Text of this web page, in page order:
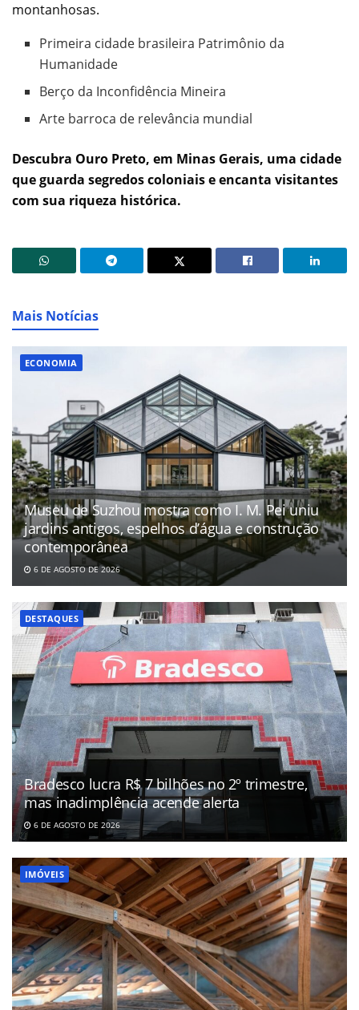
montanhosas.
Primeira cidade brasileira Patrimônio da
Humanidade
Berço da Inconfidência Mineira
Arte barroca de relevância mundial
Descubra Ouro Preto, em Minas Gerais, uma cidade
que guarda segredos coloniais e encanta visitantes
com sua riqueza histórica.
Mais Notícias
ECONOMIA
Museu de Suzhou mostra como I. M. Pei uniu
jardins antigos, espelhos d’água e construção
contemporânea
6 DE AGOSTO DE 2026
DESTAQUES
Bradesco lucra R$ 7 bilhões no 2º trimestre,
mas inadimplência acende alerta
6 DE AGOSTO DE 2026
IMÓVEIS